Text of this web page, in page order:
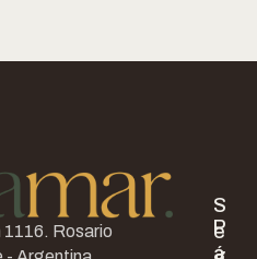
1116. Rosario
P
á
S
e